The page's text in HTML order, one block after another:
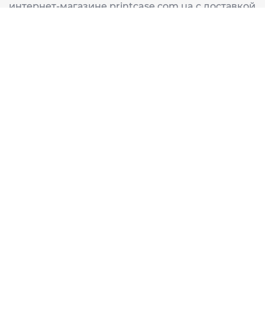
интернет-магазине printcase.com.ua с доставкой